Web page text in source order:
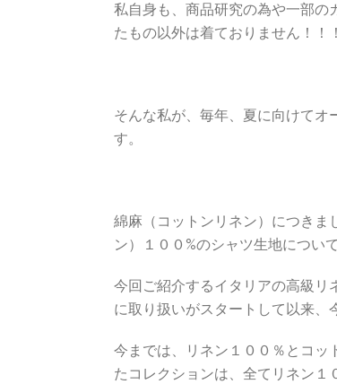
私自身も、商品研究の為や一部の
たもの以外は着ておりません！！！
そんな私が、毎年、夏に向けてオ
す。
綿麻（コットンリネン）につきま
ン）１００%のシャツ生地につい
今回ご紹介するイタリアの高級リ
に取り扱いがスタートして以来、
今までは、リネン１００％とコッ
たコレクションは、全てリネン１